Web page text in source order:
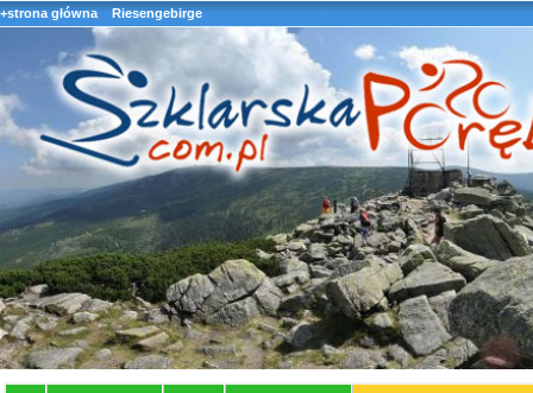
+strona główna Riesengebirge